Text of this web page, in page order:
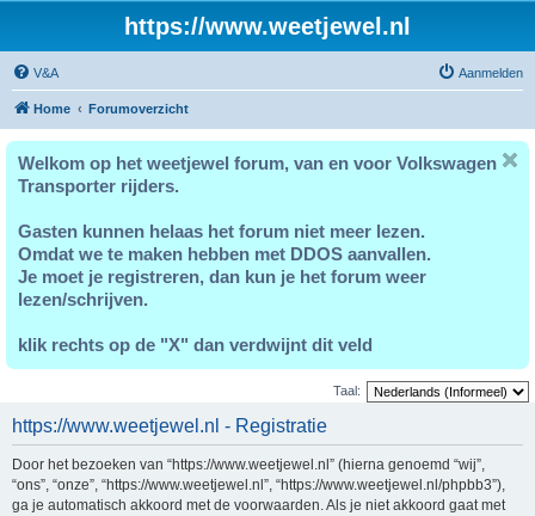
https://www.weetjewel.nl
V&A Aanmelden
Home Forumoverzicht
Welkom op het weetjewel forum, van en voor Volkswagen
Transporter rijders.
Gasten kunnen helaas het forum niet meer lezen.
Omdat we te maken hebben met DDOS aanvallen.
Je moet je registreren, dan kun je het forum weer
lezen/schrijven.
klik rechts op de "X" dan verdwijnt dit veld
Taal:
https://www.weetjewel.nl - Registratie
Door het bezoeken van “https://www.weetjewel.nl” (hierna genoemd “wij”,
“ons”, “onze”, “https://www.weetjewel.nl”, “https://www.weetjewel.nl/phpbb3”),
ga je automatisch akkoord met de voorwaarden. Als je niet akkoord gaat met